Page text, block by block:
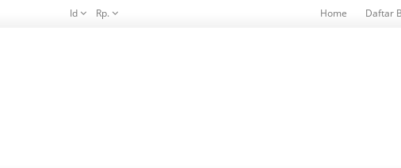
Id Rp. Home Daftar